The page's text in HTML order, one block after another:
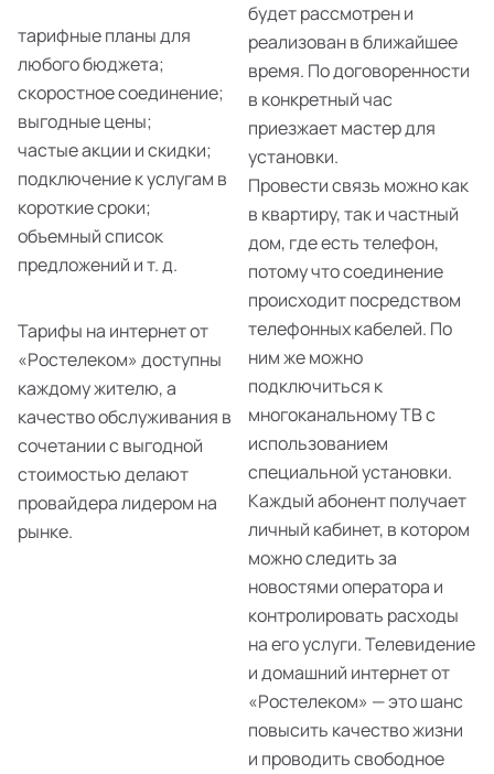
тарифные планы для
любого бюджета;
скоростное соединение;
выгодные цены;
частые акции и скидки;
подключение к услугам в
короткие сроки;
объемный список
предложений и т. д.
Тарифы на интернет от
«Ростелеком» доступны
каждому жителю, а
качество обслуживания в
сочетании с выгодной
стоимостью делают
провайдера лидером на
рынке.
будет рассмотрен и
реализован в ближайшее
время. По договоренности
в конкретный час
приезжает мастер для
установки.
Провести связь можно как
в квартиру, так и частный
дом, где есть телефон,
потому что соединение
происходит посредством
телефонных кабелей. По
ним же можно
подключиться к
многоканальному ТВ с
использованием
специальной установки.
Каждый абонент получает
личный кабинет, в котором
можно следить за
новостями оператора и
контролировать расходы
на его услуги. Телевидение
и домашний интернет от
«Ростелеком» — это шанс
повысить качество жизни
и проводить свободное